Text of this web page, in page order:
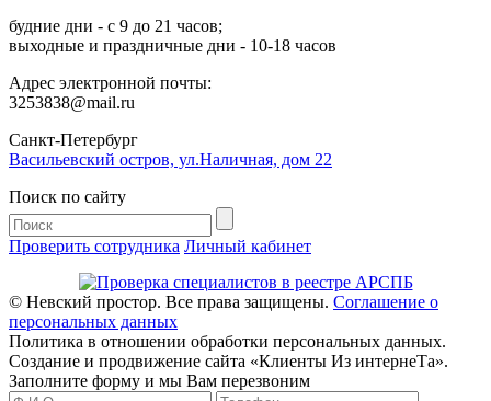
будние дни - с 9 до 21 часов;
выходные и праздничные дни - 10-18 часов
Адрес электронной почты:
3253838@mail.ru
Cанкт-Петербург
Васильевский остров, ул.Наличная, дом 22
Поиск по сайту
Проверить сотрудника Личный кабинет
© Невский простор. Все права защищены. Соглашение о
персональных данных
Политика в отношении обработки персональных данных.
Создание и продвижение сайта «Клиенты Из интернеТа».
Заполните форму и мы Вам перезвоним